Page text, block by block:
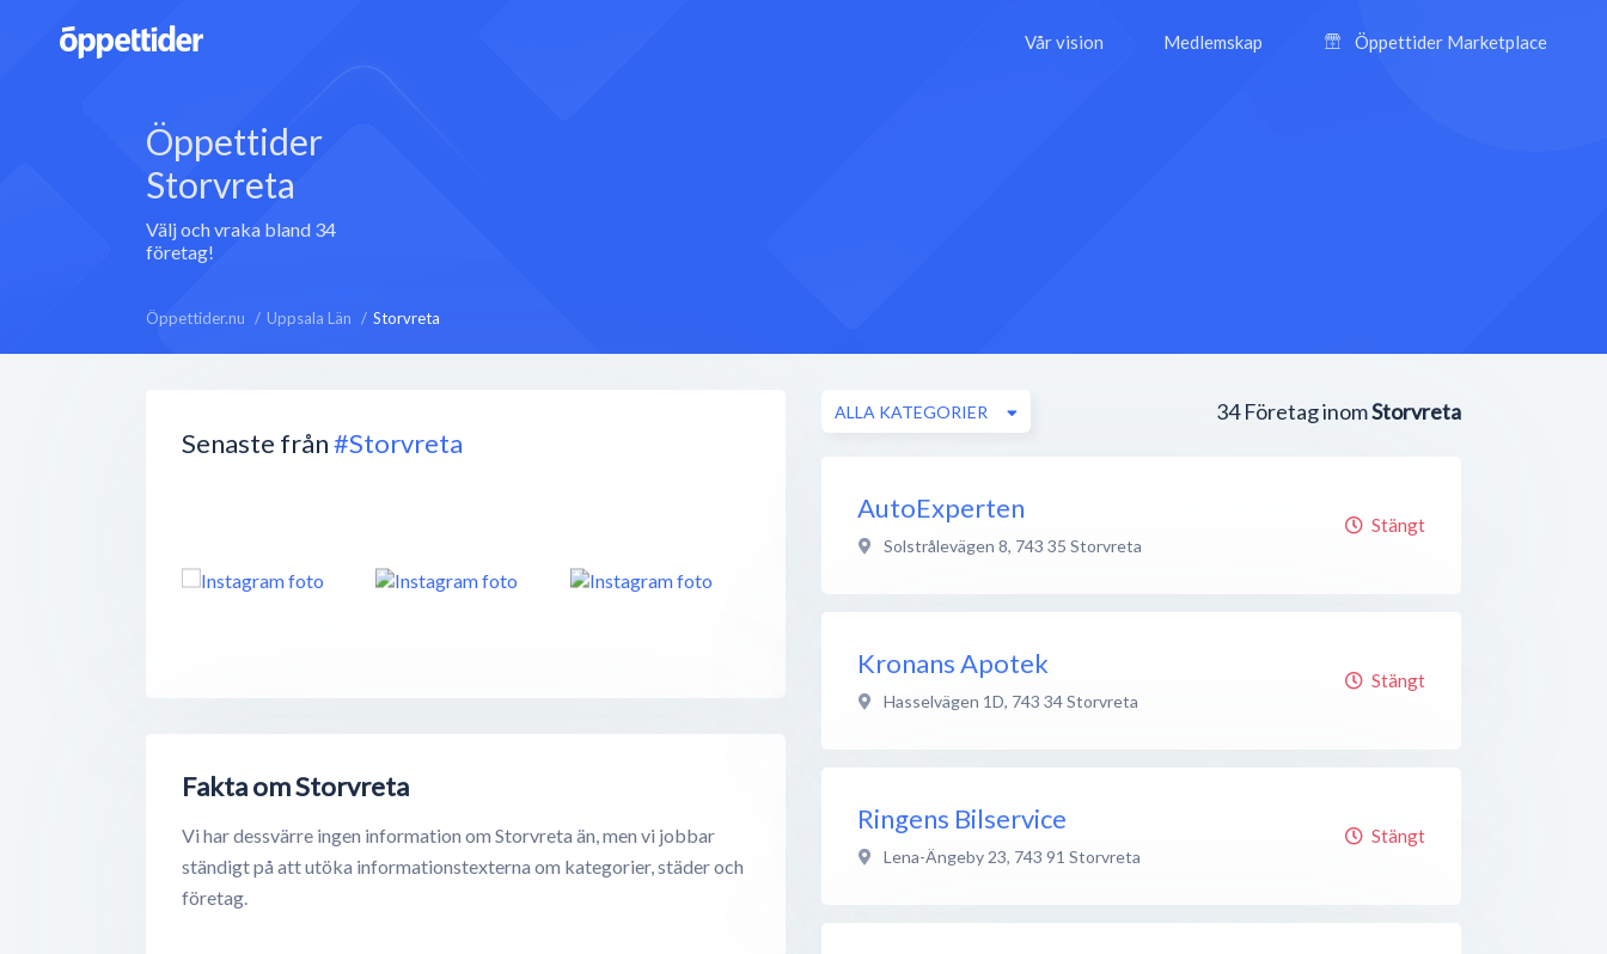
Vår vision Medlemskap Öppettider Marketplace
Öppettider
Storvreta
Välj och vraka bland 34
företag!
Öppettider.nu Uppsala Län Storvreta
Senaste från#Storvreta
Fakta om Storvreta
Vi har dessvärre ingen information om Storvreta än, men vi jobbar
ständigt på att utöka informationstexterna om kategorier, städer och
företag.
34 Företag inomStorvreta
ALLA KATEGORIER
AutoExperten
Solstrålevägen 8, 743 35 Storvreta
Stängt
Kronans Apotek
Hasselvägen 1D, 743 34Storvreta
Stängt
Ringens Bilservice
Lena-Ängeby 23, 743 91 Storvreta
Stängt